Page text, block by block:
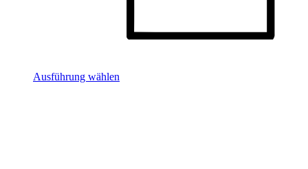
Ausführung wählen